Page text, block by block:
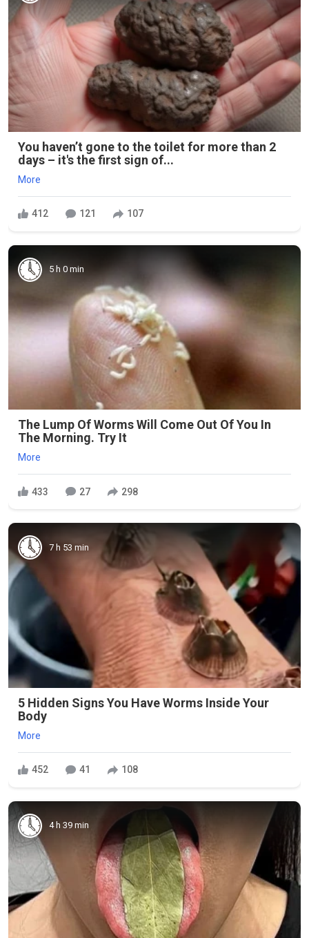
You haven’t gone to the toilet for more than 2
days – it's the first sign of...
More
412 121 107
5 h 0 min
The Lump Of Worms Will Come Out Of You In
The Morning. Try It
More
433 27 298
7 h 53 min
5 Hidden Signs You Have Worms Inside Your
Body
More
452 41 108
4 h 39 min